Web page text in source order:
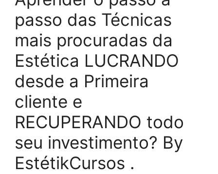
passo das Técnicas
mais procuradas da
Estética LUCRANDO
desde a Primeira
cliente e
RECUPERANDO todo
seu investimento? By
EstétikCursos .